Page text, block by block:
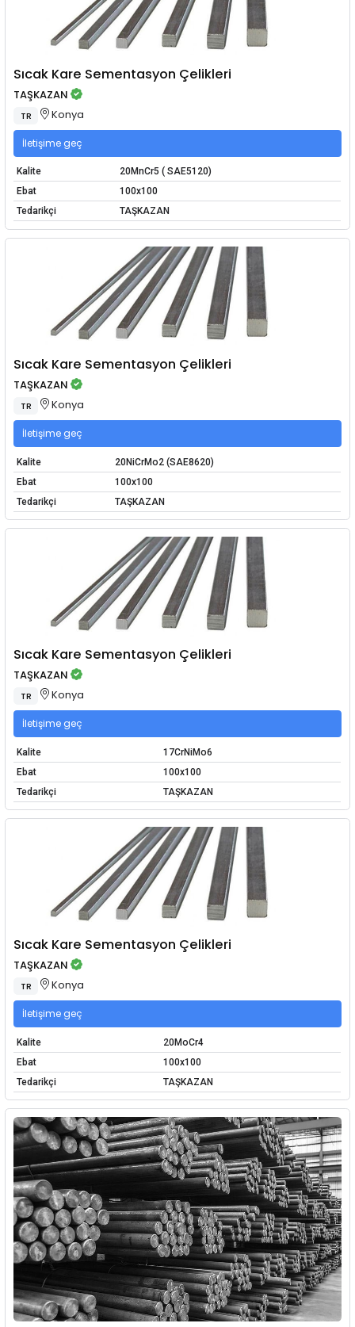
Sıcak Kare Sementasyon Çelikleri
TAŞKAZAN
TR Konya
İletişime geç
Kalite
20MnCr5 ( SAE5120)
Ebat
100x100
Tedarikçi
TAŞKAZAN
Sıcak Kare Sementasyon Çelikleri
TAŞKAZAN
TR Konya
İletişime geç
Kalite
20NiCrMo2 (SAE8620)
Ebat
100x100
Tedarikçi
TAŞKAZAN
Sıcak Kare Sementasyon Çelikleri
TAŞKAZAN
TR Konya
İletişime geç
Kalite
17CrNiMo6
Ebat
100x100
Tedarikçi
TAŞKAZAN
Sıcak Kare Sementasyon Çelikleri
TAŞKAZAN
TR Konya
İletişime geç
Kalite
20MoCr4
Ebat
100x100
Tedarikçi
TAŞKAZAN